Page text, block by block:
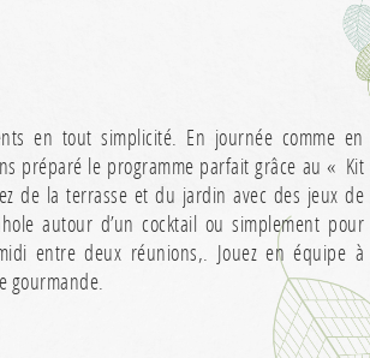
en tout simplicité. En journée comme en
préparé le programme parfait grâce au « Kit
de la terrasse et du jardin avec des jeux de
autour d’un cocktail ou simplement pour
entre deux réunions,. Jouez en équipe à
gourmande.